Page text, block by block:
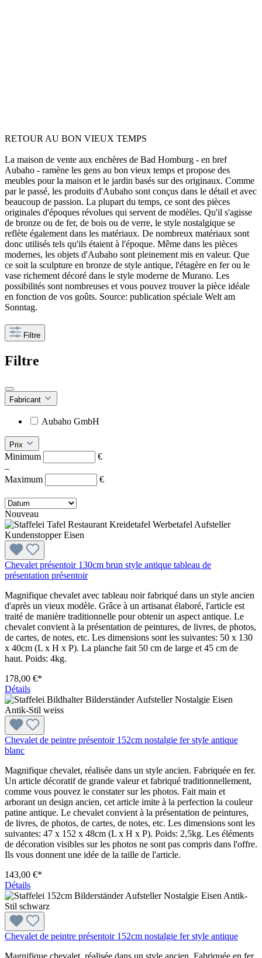
RETOUR AU BON VIEUX TEMPS
La maison de vente aux enchères de Bad Homburg - en bref
Aubaho - ramène les gens au bon vieux temps et propose des
meubles pour la maison et le jardin basés sur des originaux. Comme
par le passé, les produits d'Aubaho sont conçus dans le détail et avec
beaucoup de passion. La plupart du temps, ce sont des pièces
originales d'époques révolues qui servent de modèles. Qu'il s'agisse
de bronze ou de fer, de bois ou de verre, le style nostalgique se
reflète également dans les matériaux. De nombreux matériaux sont
donc utilisés tels qu'ils étaient à l'époque. Même dans les pièces
modernes, les objets d'Aubaho sont pleinement mis en valeur. Que
ce soit la sculpture en bronze de style antique, l'étagère en fer ou le
vase richement décoré dans le style moderne de Murano. Les
possibilités sont nombreuses et vous pouvez trouver la pièce idéale
en fonction de vos goûts. Source: publication spéciale Welt am
Sonntag.
Filtre
Filtre
Fabricant
Aubaho GmbH
Prix
Minimum
€
–
Maximum
€
Nouveau
Chevalet présentoir 130cm brun style antique tableau de
présentation présentoir
Magnifique chevalet avec tableau noir fabriqué dans un style ancien
d'après un vieux modèle. Grâce à un artisanat élaboré, l'article est
traité de manière traditionnelle pour obtenir un aspect antique. Le
chevalet convient à la présentation de peintures, de livres, de photos,
de cartes, de notes, etc. Les dimensions sont les suivantes: 50 x 130
x 40cm (L x H x P). La planche fait 50 cm de large et 45 cm de
haut. Poids: 4kg.
178,00 €*
Détails
Chevalet de peintre présentoir 152cm nostalgie fer style antique
blanc
Magnifique chevalet, réalisée dans un style ancien. Fabriquée en fer.
Un article décoratif de grande valeur et fabriqué traditionnellement,
comme vous pouvez le constater sur les photos. Fait main et
arborant un design ancien, cet article imite à la perfection la couleur
patine antique. Le chevalet convient à la présentation de peintures,
de livres, de photos, de cartes, de notes, etc. Les dimensions sont les
suivantes: 47 x 152 x 48cm (L x H x P). Poids: 2,5kg. Les éléments
de décoration visibles sur les photos ne sont pas compris dans l'offre.
Ils vous donnent une idée de la taille de l'article.
143,00 €*
Détails
Chevalet de peintre présentoir 152cm nostalgie fer style antique
Magnifique chevalet, réalisée dans un style ancien. Fabriquée en fer.